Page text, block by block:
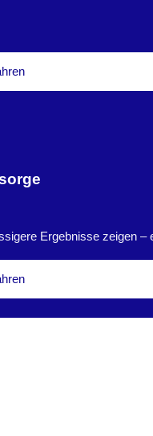
Ergebnisse zeigen –